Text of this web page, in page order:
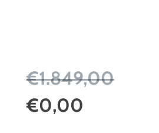
€1.849,00
€0,00